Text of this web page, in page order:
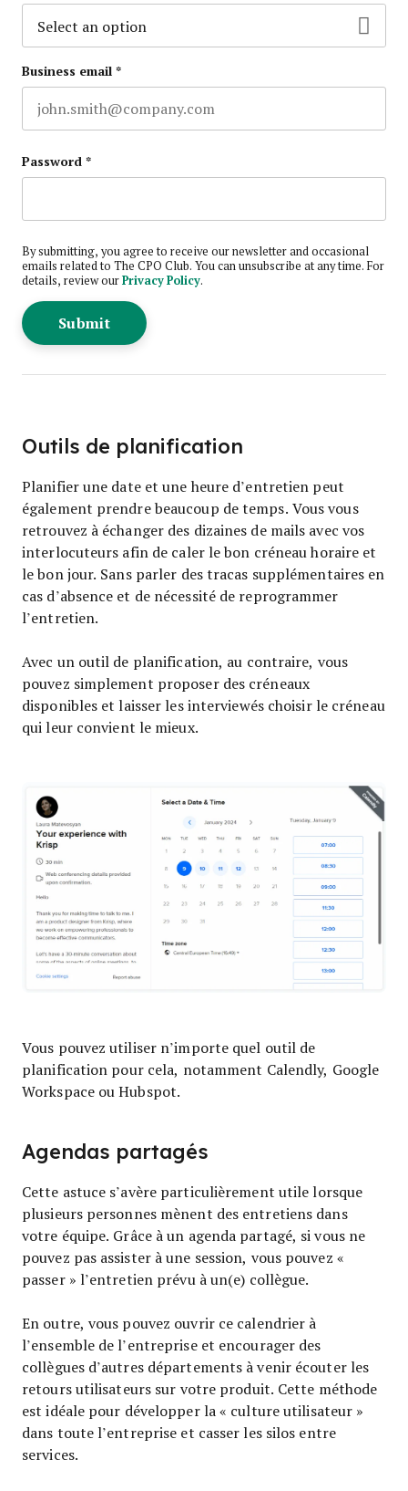
Business email*
Password*
By submitting, you agree to receive our newsletter and occasional
emails related to The CPO Club. You can unsubscribe at any time. For
details, review ourPrivacy Policy.
Outils de planification
Planifier une date et une heure d’entretien peut
également prendre beaucoup de temps. Vous vous
retrouvez à échanger des dizaines de mails avec vos
interlocuteurs afin de caler le bon créneau horaire et
le bon jour. Sans parler des tracas supplémentaires en
cas d’absence et de nécessité de reprogrammer
l’entretien.
Avec un outil de planification, au contraire, vous
pouvez simplement proposer des créneaux
disponibles et laisser les interviewés choisir le créneau
qui leur convient le mieux.
Vous pouvez utiliser n’importe quel outil de
planification pour cela, notamment Calendly, Google
Workspace ou Hubspot.
Agendas partagés
Cette astuce s’avère particulièrement utile lorsque
plusieurs personnes mènent des entretiens dans
votre équipe. Grâce à un agenda partagé, si vous ne
pouvez pas assister à une session, vous pouvez «
passer » l’entretien prévu à un(e) collègue.
En outre, vous pouvez ouvrir ce calendrier à
l’ensemble de l’entreprise et encourager des
collègues d’autres départements à venir écouter les
retours utilisateurs sur votre produit. Cette méthode
est idéale pour développer la « culture utilisateur »
dans toute l’entreprise et casser les silos entre
services.